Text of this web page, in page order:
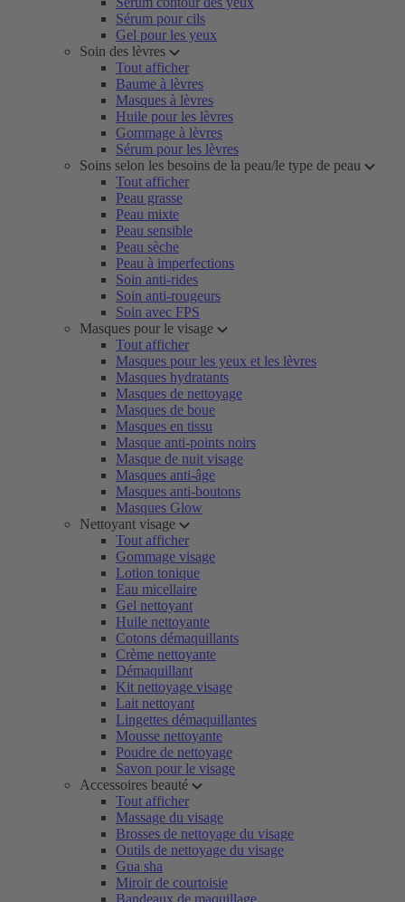
Sérum pour cils
Gel pour les yeux
Soin des lèvres
Tout afficher
Baume à lèvres
Masques à lèvres
Huile pour les lèvres
Gommage à lèvres
Sérum pour les lèvres
Soins selon les besoins de la peau/le type de peau
Tout afficher
Peau grasse
Peau mixte
Peau sensible
Peau sèche
Peau à imperfections
Soin anti-rides
Soin anti-rougeurs
Soin avec FPS
Masques pour le visage
Tout afficher
Masques pour les yeux et les lèvres
Masques hydratants
Masques de nettoyage
Masques de boue
Masques en tissu
Masque anti-points noirs
Masque de nuit visage
Masques anti-âge
Masques anti-boutons
Masques Glow
Nettoyant visage
Tout afficher
Gommage visage
Lotion tonique
Eau micellaire
Gel nettoyant
Huile nettoyante
Cotons démaquillants
Crème nettoyante
Démaquillant
Kit nettoyage visage
Lait nettoyant
Lingettes démaquillantes
Mousse nettoyante
Poudre de nettoyage
Savon pour le visage
Accessoires beauté
Tout afficher
Massage du visage
Brosses de nettoyage du visage
Outils de nettoyage du visage
Gua sha
Miroir de courtoisie
Bandeaux de maquillage